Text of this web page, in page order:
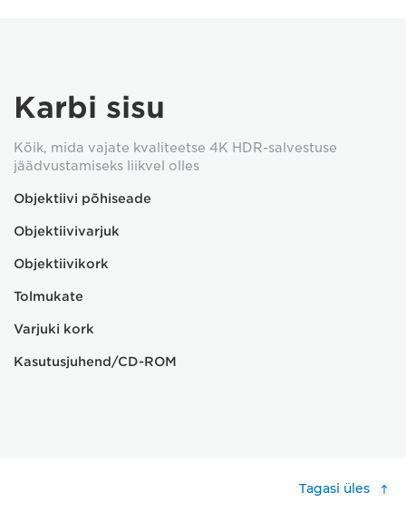
Karbi sisu
Kõik, mida vajate kvaliteetse 4K HDR-salvestuse
jäädvustamiseks liikvel olles
Objektiivi põhiseade
Objektiivivarjuk
Objektiivikork
Tolmukate
Varjuki kork
Kasutusjuhend/CD-ROM
Tagasi üles